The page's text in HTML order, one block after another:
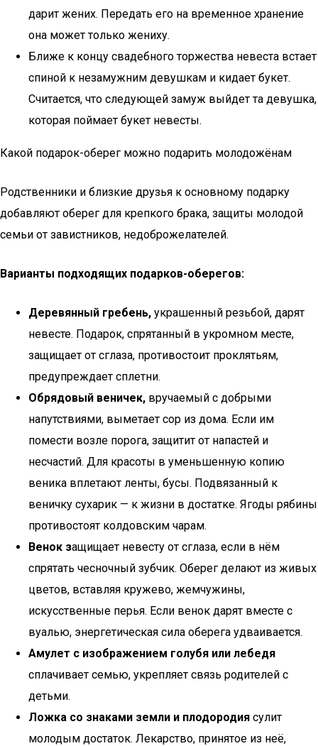
дарит жених. Передать его на временное хранение
она может только жениху.
Ближе к концу свадебного торжества невеста встает
спиной к незамужним девушкам и кидает букет.
Считается, что следующей замуж выйдет та девушка,
которая поймает букет невесты.
Какой подарок-оберег можно подарить молодожёнам
Родственники и близкие друзья к основному подарку
добавляют оберег для крепкого брака, защиты молодой
семьи от завистников, недоброжелателей.
Варианты подходящих подарков-оберегов:
Деревянный гребень, украшенный резьбой, дарят
невесте. Подарок, спрятанный в укромном месте,
защищает от сглаза, противостоит проклятьям,
предупреждает сплетни.
Обрядовый веничек, вручаемый с добрыми
напутствиями, выметает сор из дома. Если им
помести возле порога, защитит от напастей и
несчастий. Для красоты в уменьшенную копию
веника вплетают ленты, бусы. Подвязанный к
веничку сухарик — к жизни в достатке. Ягоды рябины
противостоят колдовским чарам.
Венок защищает невесту от сглаза, если в нём
спрятать чесночный зубчик. Оберег делают из живых
цветов, вставляя кружево, жемчужины,
искусственные перья. Если венок дарят вместе с
вуалью, энергетическая сила оберега удваивается.
Амулет с изображением голубя или лебедя
сплачивает семью, укрепляет связь родителей с
детьми.
Ложка со знаками земли и плодородия сулит
молодым достаток. Лекарство, принятое из неё,